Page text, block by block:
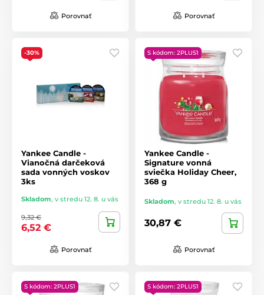
Porovnať Porovnať
-30%
Yankee Candle -
Vianočná darčeková
sada vonných voskov
3ks
Skladom, v stredu 12. 8. u vás
9,32 €
6,52 €
Porovnať
S kódom: 2PLUS1
Yankee Candle -
Signature vonná
sviečka Holiday Cheer,
368 g
Skladom, v stredu 12. 8. u vás
30,87 €
Porovnať
S kódom: 2PLUS1 S kódom: 2PLUS1